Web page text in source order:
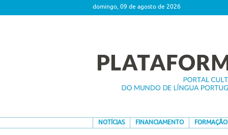
domingo, 09 de agosto de 2026
NOTÍCIAS FINANCIAMENTO FORMAÇÃO